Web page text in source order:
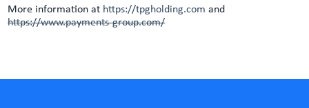
More information at https://tpgholding.com and
https://www.payments-group.com/